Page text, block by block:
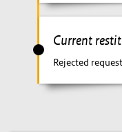
Current
Rejected request